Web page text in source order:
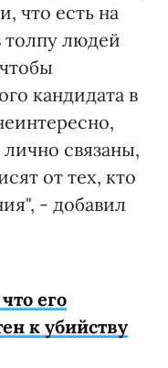
что есть на
толпу людей
кандидата в
связаны,
от тех, кто
- добавил
его
к убийству